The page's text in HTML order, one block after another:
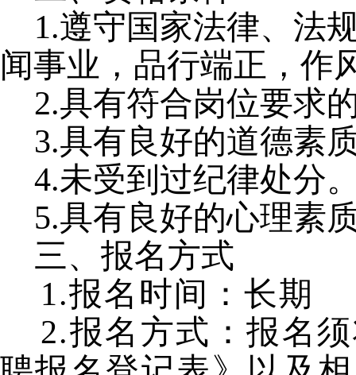
1.遵守国家法律、法
闻事业，品行端正，作
2.具有符合岗位要求
3.具有良好的道德素
4.未受到过纪律处分
5.具有良好的心理素
三、报名方式
1.报名时间：长期
2.报名方式：报名